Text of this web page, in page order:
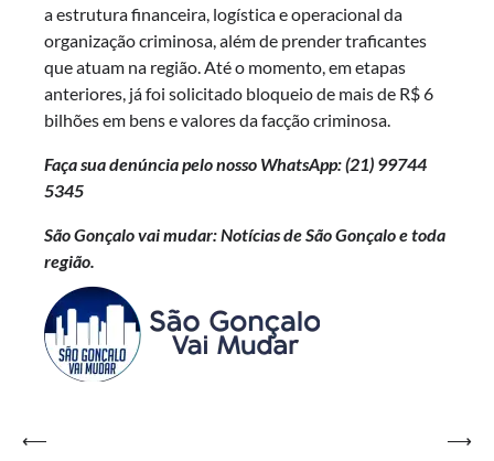
a estrutura financeira, logística e operacional da
organização criminosa, além de prender traficantes
que atuam na região. Até o momento, em etapas
anteriores, já foi solicitado bloqueio de mais de R$ 6
bilhões em bens e valores da facção criminosa.
Faça sua denúncia pelo nosso WhatsApp: (21) 99744
5345
São Gonçalo vai mudar: Notícias de São Gonçalo e toda
região.
Navegação
⟵
⟶